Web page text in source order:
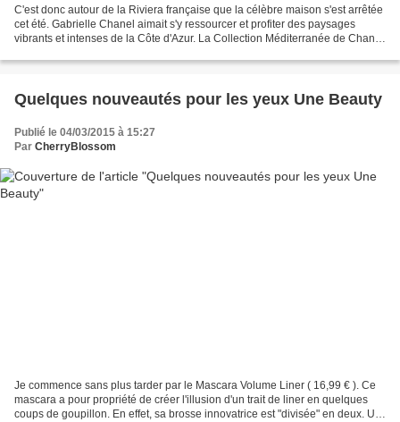
C'est donc autour de la Riviera française que la célèbre maison s'est arrêtée
cet été. Gabrielle Chanel aimait s'y ressourcer et profiter des paysages
vibrants et intenses de la Côte d'Azur. La Collection Méditerranée de Chanel
Quelques nouveautés pour les yeux Une Beauty
Publié le 04/03/2015 à 15:27
Par CherryBlossom
Je commence sans plus tarder par le Mascara Volume Liner ( 16,99 € ). Ce
mascara a pour propriété de créer l'illusion d'un trait de liner en quelques
coups de goupillon. En effet, sa brosse innovatrice est "divisée" en deux. Un